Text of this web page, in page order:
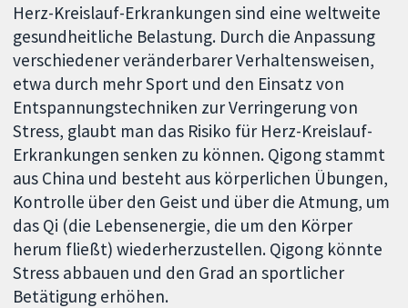
Herz-Kreislauf-Erkrankungen sind eine weltweite
gesundheitliche Belastung. Durch die Anpassung
verschiedener veränderbarer Verhaltensweisen,
etwa durch mehr Sport und den Einsatz von
Entspannungstechniken zur Verringerung von
Stress, glaubt man das Risiko für Herz-Kreislauf-
Erkrankungen senken zu können. Qigong stammt
aus China und besteht aus körperlichen Übungen,
Kontrolle über den Geist und über die Atmung, um
das Qi (die Lebensenergie, die um den Körper
herum fließt) wiederherzustellen. Qigong könnte
Stress abbauen und den Grad an sportlicher
Betätigung erhöhen.